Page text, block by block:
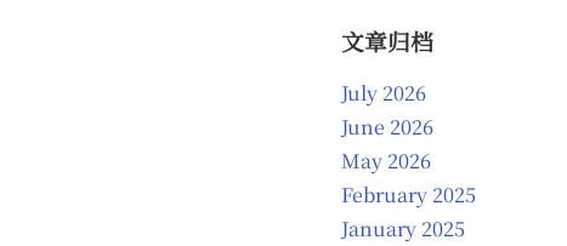
文章归档
July 2026
June 2026
May 2026
February 2025
January 2025